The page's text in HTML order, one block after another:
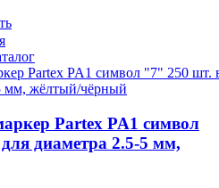
Partex PA1 символ
диаметра 2.5-5 мм,